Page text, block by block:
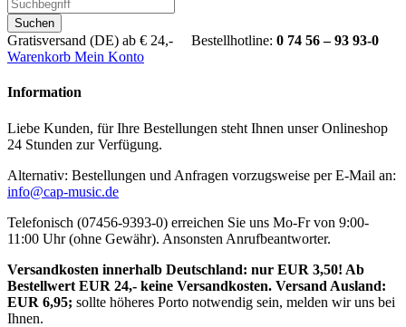
Suchen
Gratisversand (DE) ab € 24,- Bestellhotline: 0 74 56 – 93 93-0
Warenkorb Mein Konto
Information
Liebe Kunden, für Ihre Bestellungen steht Ihnen unser Onlineshop
24 Stunden zur Verfügung.
Alternativ: Bestellungen und Anfragen vorzugsweise per E-Mail an:
info@cap-music.de
Telefonisch (07456-9393-0) erreichen Sie uns Mo-Fr von 9:00-
11:00 Uhr (ohne Gewähr). Ansonsten Anrufbeantworter.
Versandkosten innerhalb Deutschland: nur EUR 3,50! Ab
Bestellwert EUR 24,- keine Versandkosten. Versand Ausland:
EUR 6,95; sollte höheres Porto notwendig sein, melden wir uns bei
Ihnen.